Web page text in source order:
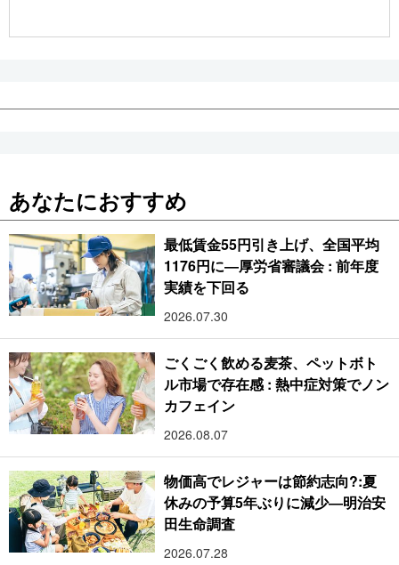
あなたにおすすめ
最低賃金55円引き上げ、全国平均
1176円に―厚労省審議会 : 前年度
実績を下回る
2026.07.30
ごくごく飲める麦茶、ペットボト
ル市場で存在感 : 熱中症対策でノン
カフェイン
2026.08.07
物価高でレジャーは節約志向?:夏
休みの予算5年ぶりに減少―明治安
田生命調査
2026.07.28